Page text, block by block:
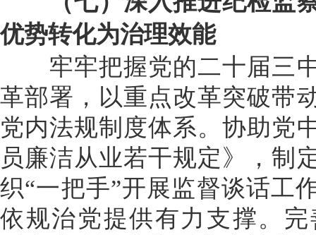
优势转化为治理效能
牢牢把握党的二十届三中
革部署，以重点改革突破带
党内法规制度体系。协助党
员廉洁从业若干规定》，制
织“一把手”开展监督谈话工
依规治党提供有力支撑。